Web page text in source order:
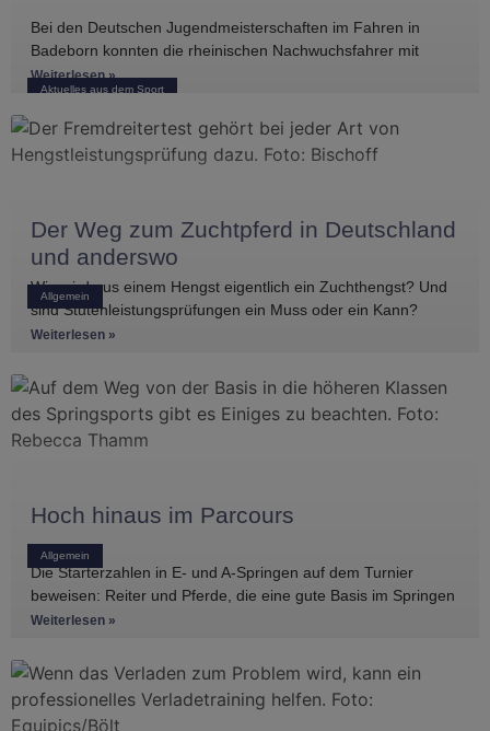
Aktuelles aus dem Sport
Bei den Deutschen Jugendmeisterschaften im Fahren in
Badeborn konnten die rheinischen Nachwuchsfahrer mit
mehreren vorderen Platzierungen überzeugen. Frederik
Koitka erreichte
Weiterlesen »
Allgemein
Der Weg zum Zuchtpferd in Deutschland
und anderswo
Wie wird aus einem Hengst eigentlich ein Zuchthengst? Und
sind Stutenleistungsprüfungen ein Muss oder ein Kann?
Einblicke in die Regelwerke
Weiterlesen »
Allgemein
Hoch hinaus im Parcours
Die Starterzahlen in E- und A-Springen auf dem Turnier
beweisen: Reiter und Pferde, die eine gute Basis im Springen
haben, gibt es
Weiterlesen »